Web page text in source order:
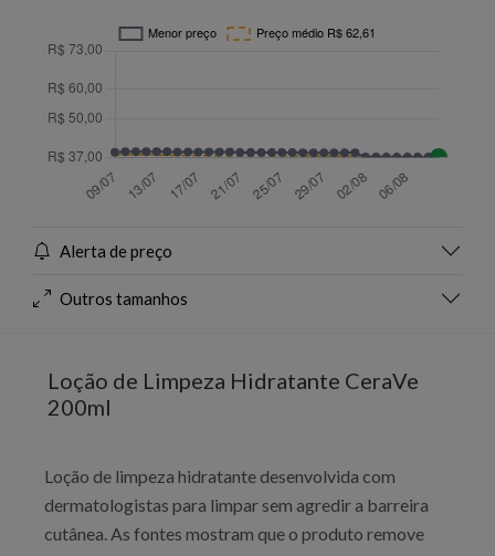
Alerta de preço
Outros tamanhos
Loção de Limpeza Hidratante CeraVe
200ml
Loção de limpeza hidratante desenvolvida com
dermatologistas para limpar sem agredir a barreira
cutânea. As fontes mostram que o produto remove